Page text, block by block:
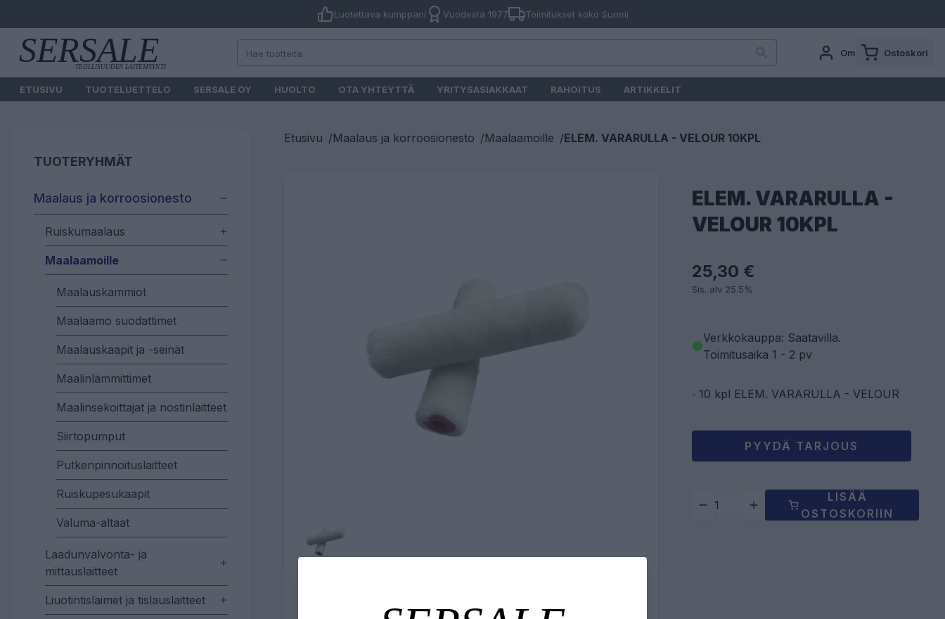
Luotettava kumppani Vuodesta 1977 Toimitukset koko Suomi
Oma tili Ostoskori
ETUSIVU TUOTELUETTELO SERSALE OY HUOLTO OTA YHTEYTTÄ YRITYSASIAKKAAT RAHOITUS ARTIKKELIT
TUOTERYHMÄT
Maalaus ja korroosionesto
Ruiskumaalaus
Maalaamoille
Maalauskammiot
Maalaamo suodattimet
Maalauskaapit ja -seinät
Maalinlämmittimet
Maalinsekoittajat ja nostinlaitteet
Siirtopumput
Putkenpinnoituslaitteet
Ruiskupesukaapit
Valuma-altaat
Laadunvalvonta- ja
mittauslaitteet
Liuotintislaimet ja tislauslaitteet
Etusivu /Maalaus ja korroosionesto /Maalaamoille /ELEM. VARARULLA - VELOUR 10KPL
ELEM. VARARULLA -
VELOUR 10KPL
25,30 €
Sis. alv 25.5%
Verkkokauppa: Saatavilla.
Toimitusaika 1 - 2 pv
⁃ 10 kpl ELEM. VARARULLA - VELOUR
PYYDÄ TARJOUS
LISÄÄ
OSTOSKORIIN